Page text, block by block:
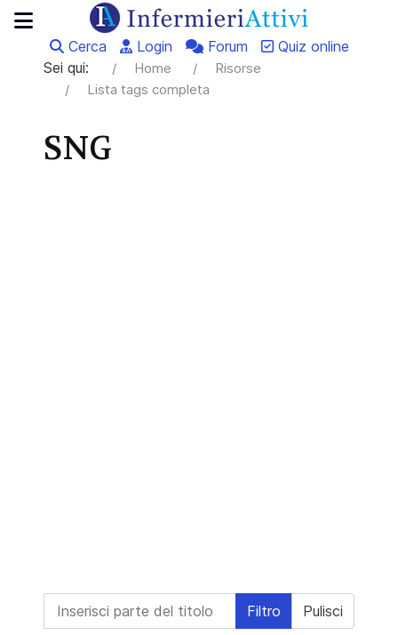
Cerca Login Forum
Quiz online
Sei qui:
Home
Risorse
Lista tags completa
SNG
Inserisci parte del titolo Filtro Pulisci